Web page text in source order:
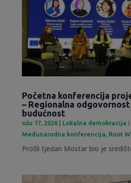
Početna konferencija
– Regionalna odgovornost
budućnost
ožu 17, 2026| Lokalna demokracija
Međunarodna konferencija, Root
Prošli tjedan Mostar bio je